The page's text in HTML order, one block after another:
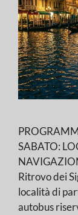
SABATO:
Ritrovo dei
località di
autobus